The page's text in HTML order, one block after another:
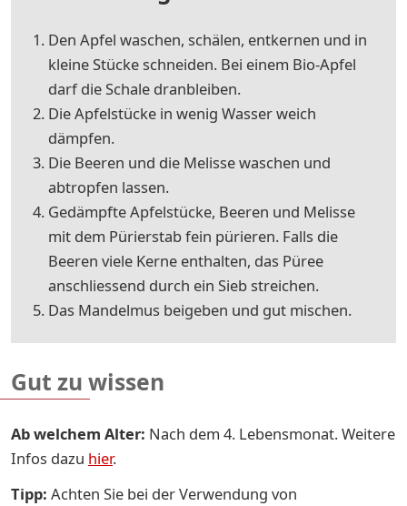
Den Apfel waschen, schälen, entkernen und in
kleine Stücke schneiden. Bei einem Bio-Apfel
darf die Schale dranbleiben.
Die Apfelstücke in wenig Wasser weich
dämpfen.
Die Beeren und die Melisse waschen und
abtropfen lassen.
Gedämpfte Apfelstücke, Beeren und Melisse
mit dem Pürierstab fein pürieren. Falls die
Beeren viele Kerne enthalten, das Püree
anschliessend durch ein Sieb streichen.
Das Mandelmus beigeben und gut mischen.
Gut zu wissen
Ab welchem Alter: Nach dem 4. Lebensmonat. Weitere
Infos dazu hier.
Tipp: Achten Sie bei der Verwendung von